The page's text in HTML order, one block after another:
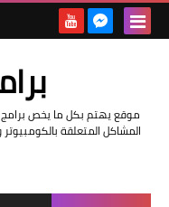
موقع يهتم بكل ما يخص برامج
المشاكل المتعلقة بالكومبيوتر